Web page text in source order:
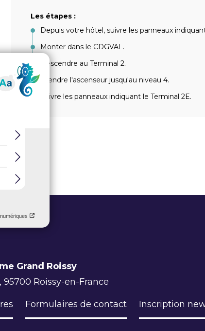
Les étapes :
Depuis votre hôtel, suivre les panneaux
Monter dans le CDGVAL.
Descendre au Terminal 2.
Prendre l'ascenseur jusqu'au niveau 4.
Suivre les panneaux indiquant le Terminal 2E.
Grand Roissy
Roissy-en-France
Formulaires de contact Inscription